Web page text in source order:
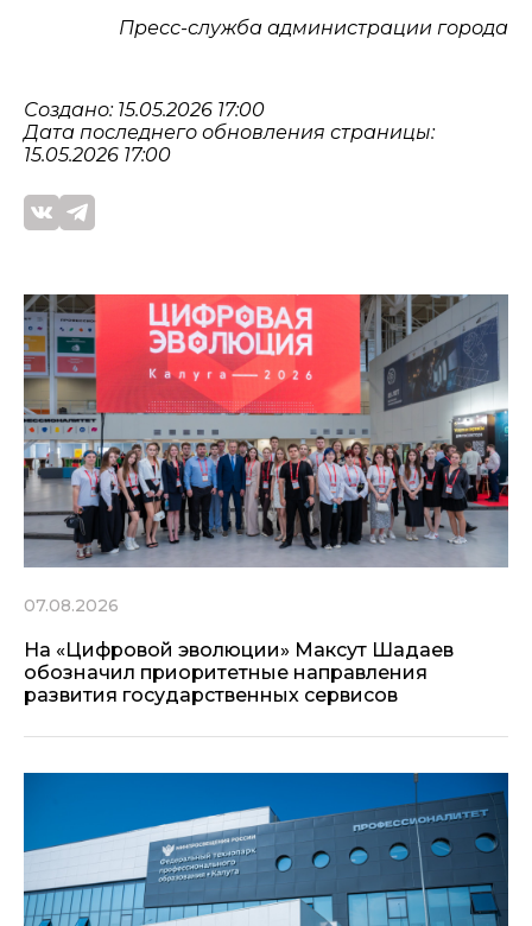
Пресс-служба администрации города
Создано: 15.05.2026 17:00
Дата последнего обновления страницы:
15.05.2026 17:00
07.08.2026
На «Цифровой эволюции» Максут Шадаев
обозначил приоритетные направления
развития государственных сервисов